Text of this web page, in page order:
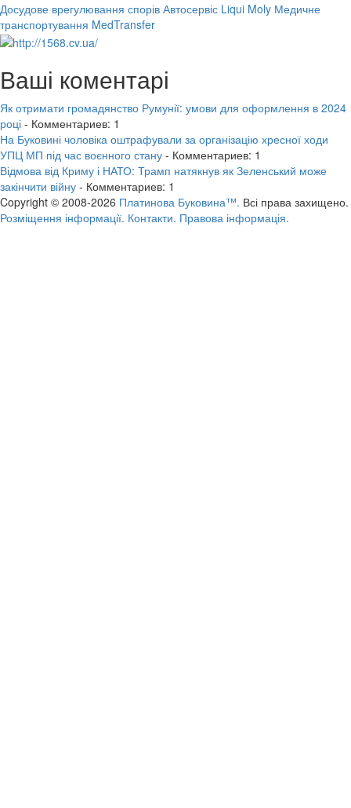
Досудове врегулювання спорів Автосервіс Liqui Moly Медичне
транспортування MedTransfer
Ваші коментарі
Як отримати громадянство Румунії: умови для оформлення в 2024
році - Комментариев: 1
На Буковині чоловіка оштрафували за організацію хресної ходи
УПЦ МП під час воєнного стану - Комментариев: 1
Відмова від Криму і НАТО: Трамп натякнув як Зеленський може
закінчити війну - Комментариев: 1
Copyright © 2008-2026 Платинова Буковина™. Всі права захищено.
Розміщення інформації. Контакти. Правова інформація.